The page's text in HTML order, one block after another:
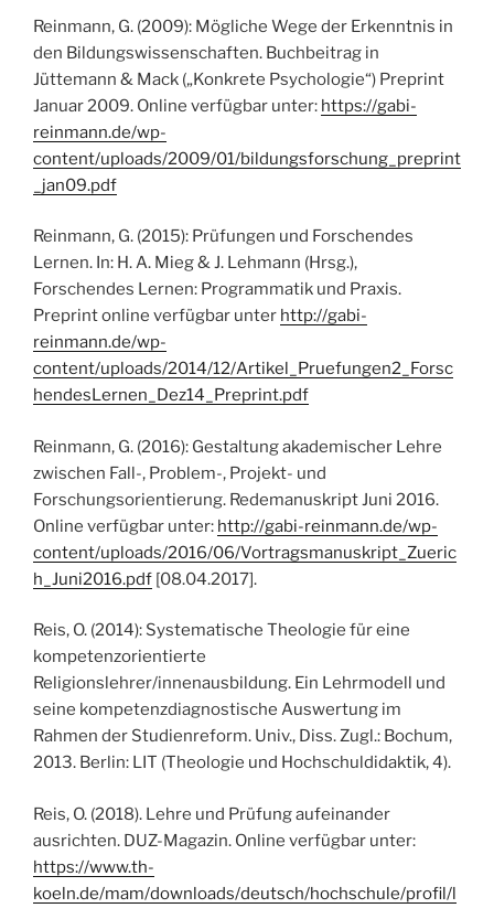
Reinmann, G. (2009): Mögliche Wege der Erkenntnis in
den Bildungswissenschaften. Buchbeitrag in
Jüttemann & Mack („Konkrete Psychologie“) Preprint
Januar 2009. Online verfügbar unter: https://gabi-
reinmann.de/wp-
content/uploads/2009/01/bildungsforschung_preprint
_jan09.pdf
Reinmann, G. (2015): Prüfungen und Forschendes
Lernen. In: H. A. Mieg & J. Lehmann (Hrsg.),
Forschendes Lernen: Programmatik und Praxis.
Preprint online verfügbar unter http://gabi-
reinmann.de/wp-
content/uploads/2014/12/Artikel_Pruefungen2_Forsc
hendesLernen_Dez14_Preprint.pdf
Reinmann, G. (2016): Gestaltung akademischer Lehre
zwischen Fall-, Problem-, Projekt- und
Forschungsorientierung. Redemanuskript Juni 2016.
Online verfügbar unter: http://gabi-reinmann.de/wp-
content/uploads/2016/06/Vortragsmanuskript_Zueric
h_Juni2016.pdf [08.04.2017].
Reis, O. (2014): Systematische Theologie für eine
kompetenzorientierte
Religionslehrer/innenausbildung. Ein Lehrmodell und
seine kompetenzdiagnostische Auswertung im
Rahmen der Studienreform. Univ., Diss. Zugl.: Bochum,
2013. Berlin: LIT (Theologie und Hochschuldidaktik, 4).
Reis, O. (2018). Lehre und Prüfung aufeinander
ausrichten. DUZ-Magazin. Online verfügbar unter:
https://www.th-
koeln.de/mam/downloads/deutsch/hochschule/profil/l